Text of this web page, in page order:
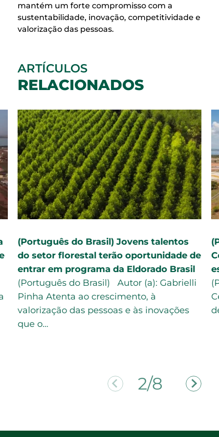
mantém um forte compromisso com a
sustentabilidade, inovação, competitividade e
valorização das pessoas.
ARTÍCULOS
RELACIONADOS
(Português do Brasil) Jovens talentos
do setor florestal terão oportunidade de
entrar em programa da Eldorado Brasil
(Português do Brasil) Autor (a): Gabrielli
Pinha Atenta ao crescimento, à
valorização das pessoas e às inovações
que o…
2/8